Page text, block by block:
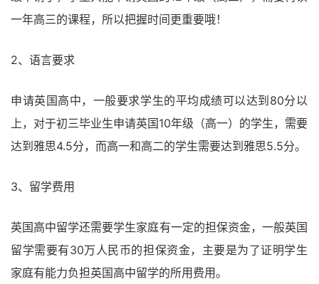
一年高三的课程，所以把握时间更重要哦！
2、语言要求
申请英国高中，一般要求学生的平均成绩可以达到80分以
上，对于初三毕业生申请英国10年级（高一）的学生，需要
达到雅思4.5分，而高一和高二的学生需要达到雅思5.5分。
3、留学费用
英国高中留学还需要学生家庭有一定的担保资金，一般英国
留学需要有30万人民币的担保资金，主要是为了证明学生
家庭有能力负担英国高中留学的所用费用。